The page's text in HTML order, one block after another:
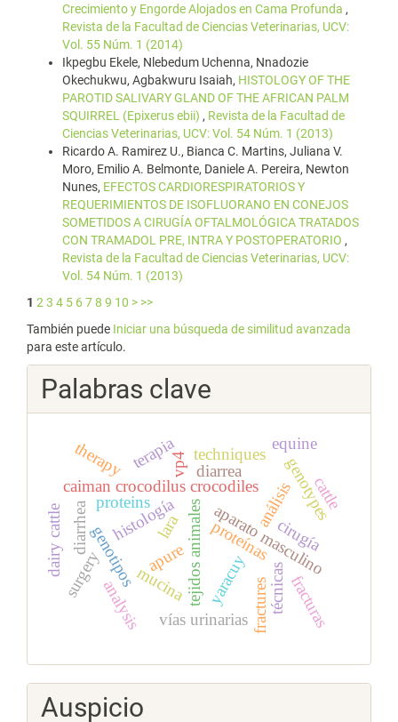
Crecimiento y Engorde Alojados en Cama Profunda ,
Revista de la Facultad de Ciencias Veterinarias, UCV:
Vol. 55 Núm. 1 (2014)
Ikpegbu Ekele, Nlebedum Uchenna, Nnadozie
Okechukwu, Agbakwuru Isaiah, HISTOLOGY OF THE
PAROTID SALIVARY GLAND OF THE AFRICAN PALM
SQUIRREL (Epixerus ebii) , Revista de la Facultad de
Ciencias Veterinarias, UCV: Vol. 54 Núm. 1 (2013)
Ricardo A. Ramirez U., Bianca C. Martins, Juliana V.
Moro, Emilio A. Belmonte, Daniele A. Pereira, Newton
Nunes, EFECTOS CARDIORESPIRATORIOS Y
REQUERIMIENTOS DE ISOFLUORANO EN CONEJOS
SOMETIDOS A CIRUGÍA OFTALMOLÓGICA TRATADOS
CON TRAMADOL PRE, INTRA Y POSTOPERATORIO ,
Revista de la Facultad de Ciencias Veterinarias, UCV:
Vol. 54 Núm. 1 (2013)
1 2 3 4 5 678 9 10 > >>
También puede Iniciar una búsqueda de similitud avanzada
para este artículo.
Palabras clave
caiman crocodilus crocodiles
aparato masculino
tejidos animales
mucina
apure
vías urinarias
histología análisis
genotipos proteínas
diarrea
técnicas
vp4
yaracuy
analysis
genotypes
proteins
diarrhea
techniques
lara
dairy cattle
fracturas
cirugía
terapia
cattle
fractures
surgery
therapy equine
Auspicio